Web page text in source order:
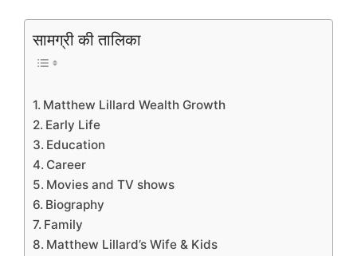
सामग्री की तालिका
Matthew Lillard Wealth Growth
Early Life
Education
Career
Movies and TV shows
Biography
Family
Matthew Lillard’s Wife & Kids